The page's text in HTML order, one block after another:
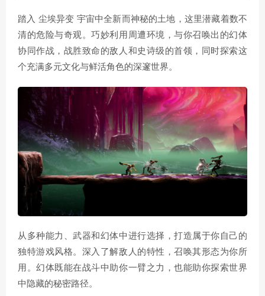
踏入 尘埃异变 宇宙中全新而神秘的土地，这里潜藏着数不
清的危险与奇观。巧妙利用周遭环境，与你召唤出的幻体
协同作战，战胜致命的敌人和史诗级的首领，同时探索这
个充满多元文化与鲜活角色的深邃世界。
从多种能力、武器和幻体中进行选择，打造属于你自己的
独特游戏风格。深入了解敌人的特性，召唤其形态为你所
用。幻体既能在战斗中助你一臂之力，也能助你探索世界
中隐藏的秘密路径。